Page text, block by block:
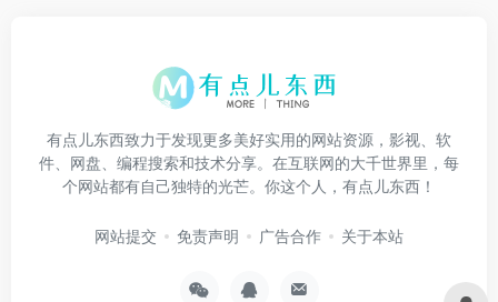
有点儿东西致力于发现更多美好实用的网站资源，影视、软
件、网盘、编程搜索和技术分享。在互联网的大千世界里，每
个网站都有自己独特的光芒。你这个人，有点儿东西！
网站提交 免责声明 广告合作 关于本站